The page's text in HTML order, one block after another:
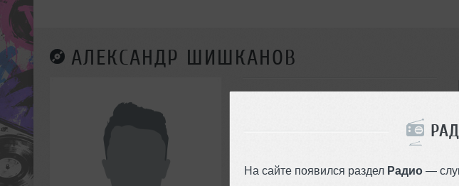
На сайте появился раздел Радио—
АЛЕКСАНДР ШИШКАНОВ